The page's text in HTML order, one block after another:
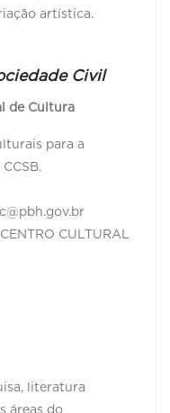
artística.
Civil
de Cultura
para a
CULTURAL
literatura
áreas do